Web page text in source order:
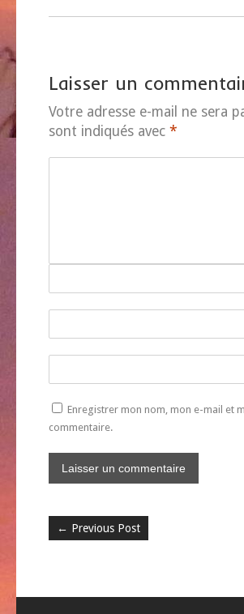
Laisser un
Votre adresse e-mail ne sera
sont indiqués avec *
Enregistrer mon nom, mon e-mail et
commentaire.
← Previous Post